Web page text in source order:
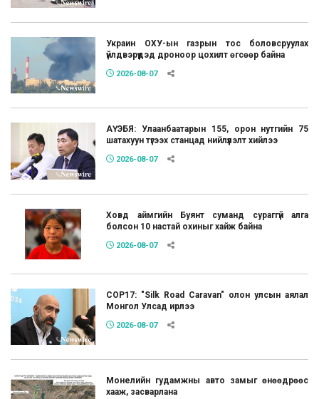
Украин ОХУ-ын газрын тос боловсруулах
үйлдвэрүүдэд дроноор цохилт өгсөөр байна
2026-08-07
АҮЭБЯ: Улаанбаатарын 155, орон нутгийн 75
шатахуун түгээх станцад нийлүүлэлт хийлээ
2026-08-07
Ховд аймгийн Буянт суманд сураггүй алга
болсон 10 настай охиныг хайж байна
2026-08-07
COP17: "Silk Road Caravan" олон улсын аялал
Монгол Улсад ирлээ
2026-08-07
Монелийн гудамжны авто замыг өнөөдрөөс
хааж, засварлана